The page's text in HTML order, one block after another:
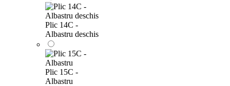
Plic 14C -
Albastru deschis
Plic 15C -
Albastru